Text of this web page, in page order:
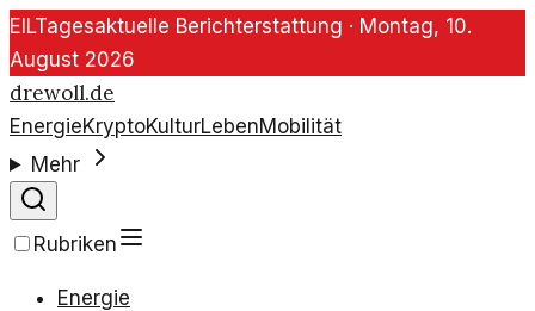
EILTagesaktuelle Berichterstattung · Montag, 10.
August 2026
drewoll.de
EnergieKryptoKulturLebenMobilität
Mehr
Rubriken
Energie